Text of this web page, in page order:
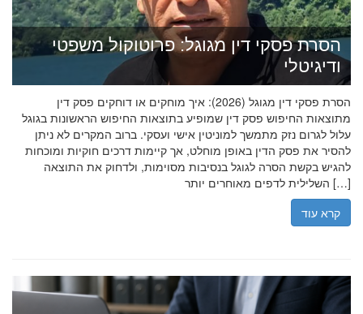
הסרת פסקי דין מגוגל: פרוטוקול משפטי
ודיגיטלי
הסרת פסקי דין מגוגל (2026): איך מוחקים או דוחקים פסק דין
מתוצאות החיפוש פסק דין שמופיע בתוצאות החיפוש הראשונות בגוגל
עלול לגרום נזק מתמשך למוניטין אישי ועסקי. ברוב המקרים לא ניתן
להסיר את פסק הדין באופן מוחלט, אך קיימות דרכים חוקיות ומוכחות
להגיש בקשת הסרה לגוגל בנסיבות מסוימות, ולדחוק את התוצאה
השלילית לדפים מאוחרים יותר […]
קרא עוד